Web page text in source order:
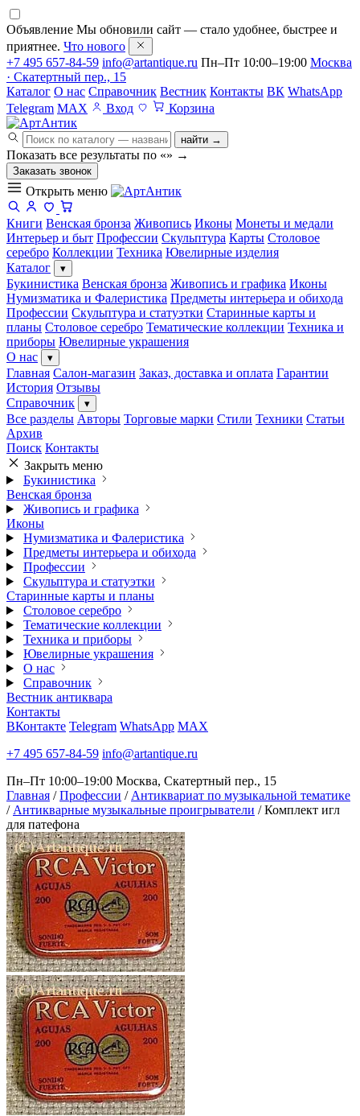
Объявление Мы обновили сайт — стало удобнее, быстрее и
приятнее. Что нового
+7 495 657-84-59 info@artantique.ru Пн–Пт 10:00–19:00 Москва
· Скатертный пер., 15
Каталог О нас Справочник Вестник Контакты ВК WhatsApp
Telegram MAX Вход Корзина
найти →
Показать все результаты по «» →
Заказать звонок
Открыть меню
Книги Венская бронза Живопись Иконы Монеты и медали
Интерьер и быт Профессии Скульптура Карты Столовое
серебро Коллекции Техника Ювелирные изделия
Каталог
▾
Букинистика Венская бронза Живопись и графика Иконы
Нумизматика и Фалеристика Предметы интерьера и обихода
Профессии Скульптура и статуэтки Старинные карты и
планы Столовое серебро Тематические коллекции Техника и
приборы Ювелирные украшения
О нас
▾
Главная Салон-магазин Заказ, доставка и оплата Гарантии
История Отзывы
Справочник
▾
Все разделы Авторы Торговые марки Стили Техники Статьи
Архив
Поиск Контакты
Закрыть меню
Букинистика
Венская бронза
Живопись и графика
Иконы
Нумизматика и Фалеристика
Предметы интерьера и обихода
Профессии
Скульптура и статуэтки
Старинные карты и планы
Столовое серебро
Тематические коллекции
Техника и приборы
Ювелирные украшения
О нас
Справочник
Вестник антиквара
Контакты
ВКонтакте Telegram WhatsApp MAX
+7 495 657-84-59 info@artantique.ru
Пн–Пт 10:00–19:00 Москва, Скатертный пер., 15
Главная / Профессии / Антиквариат по музыкальной тематике
/ Антикварные музыкальные проигрыватели / Комплект игл
для патефона